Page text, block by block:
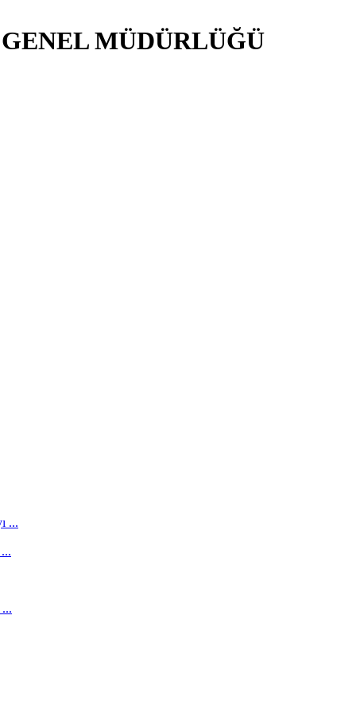
MÜDÜRLÜĞÜ
...